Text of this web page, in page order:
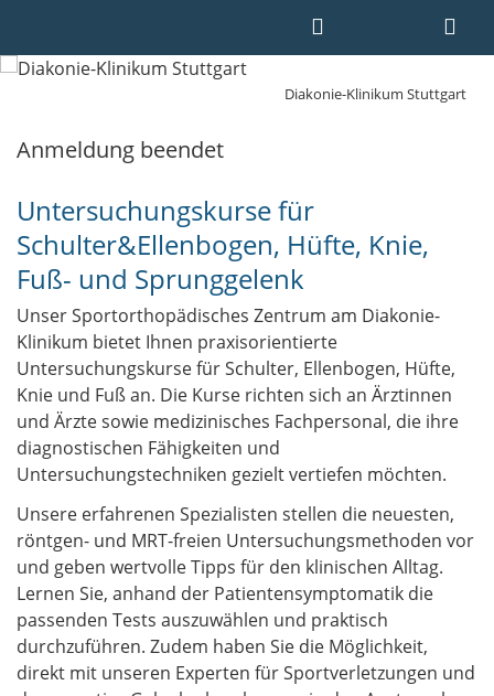
Diakonie-Klinikum Stuttgart
Anmeldung beendet
Untersuchungskurse für
Schulter&Ellenbogen, Hüfte, Knie,
Fuß- und Sprunggelenk
Unser Sportorthopädisches Zentrum am Diakonie-
Klinikum bietet Ihnen praxisorientierte
Untersuchungskurse für Schulter, Ellenbogen, Hüfte,
Knie und Fuß an. Die Kurse richten sich an Ärztinnen
und Ärzte sowie medizinisches Fachpersonal, die ihre
diagnostischen Fähigkeiten und
Untersuchungstechniken gezielt vertiefen möchten.
Unsere erfahrenen Spezialisten stellen die neuesten,
röntgen- und MRT-freien Untersuchungsmethoden vor
und geben wertvolle Tipps für den klinischen Alltag.
Lernen Sie, anhand der Patientensymptomatik die
passenden Tests auszuwählen und praktisch
durchzuführen. Zudem haben Sie die Möglichkeit,
direkt mit unseren Experten für Sportverletzungen und